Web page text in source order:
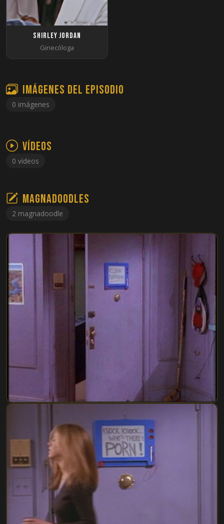
Shirley Jordan
Ginecóloga
Imágenes del episodio
0 imágenes
Vídeos
0 vídeos
Magnadoodles
2 magnadoodle